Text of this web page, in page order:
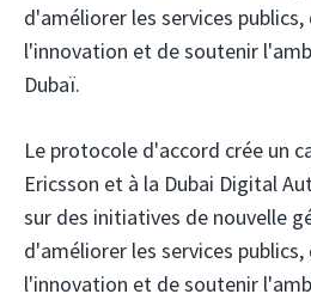
d'améliorer les services
l'innovation et de soutenir
Dubaï.
Le protocole d'accord crée un
Ericsson et à la Dubai Digital
sur des initiatives de nouvelle
d'améliorer les services
l'innovation et de soutenir